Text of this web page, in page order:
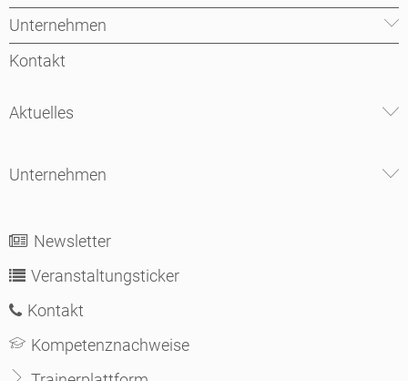
Unternehmen
Kontakt
Aktuelles
Unternehmen
Newsletter
Veranstaltungsticker
Kontakt
Kompetenznachweise